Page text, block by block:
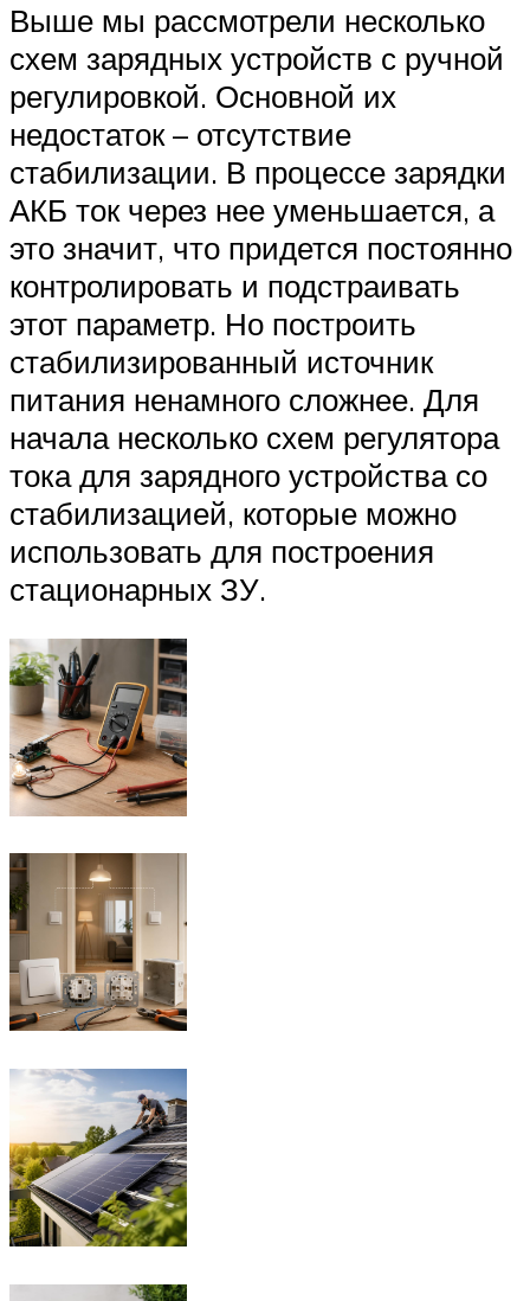
Выше мы рассмотрели несколько
схем зарядных устройств с ручной
регулировкой. Основной их
недостаток – отсутствие
стабилизации. В процессе зарядки
АКБ ток через нее уменьшается, а
это значит, что придется постоянно
контролировать и подстраивать
этот параметр. Но построить
стабилизированный источник
питания ненамного сложнее. Для
начала несколько схем регулятора
тока для зарядного устройства со
стабилизацией, которые можно
использовать для построения
стационарных ЗУ.